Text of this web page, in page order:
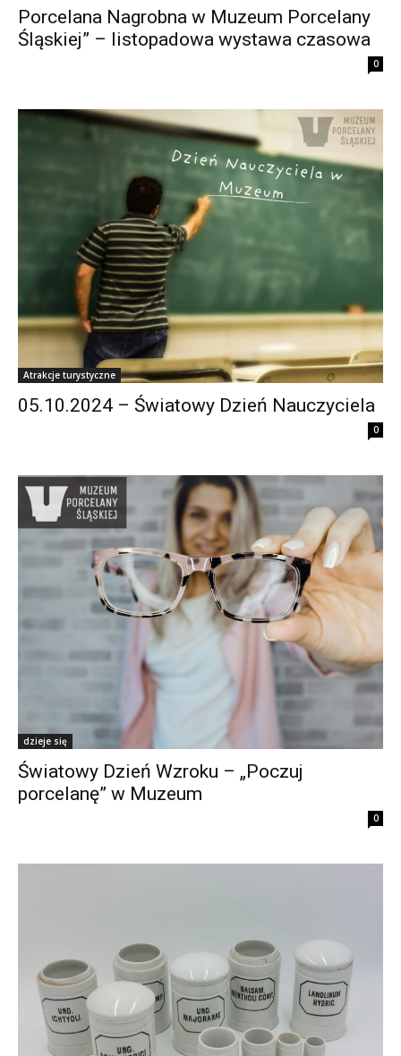
Porcelana Nagrobna w Muzeum Porcelany
Śląskiej” – listopadowa wystawa czasowa
0
Atrakcje turystyczne
05.10.2024 – Światowy Dzień Nauczyciela
0
dzieje się
Światowy Dzień Wzroku – „Poczuj
porcelanę” w Muzeum
0